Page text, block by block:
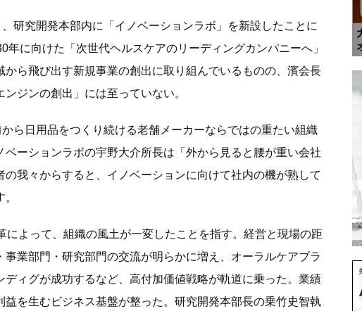
研究開発本部内に「イノベーションラボ」を新設したことに
年に向けた「次世代ヘルスケアのリーディングカンパニーへ」
から飛び出す新規事業の創出に取り組んでいるものの、濱会長
ジンの創出」には至っていない。
ら日用品をつくり続ける老舗メーカーならではの重たい組織
ベーションラボの宇野大介所長は「外から見ると腰が重い会社
の我々からすると、イノベーションに向けて社内の機が熟して
によって、組織の風土が一変したことを指す。経営と現場の距
業部門・研究部門の交流が明らかに増え、オーラルケアブラ
ディグが成功するなど、高付加価値戦略が軌道に乗った。業績
益を生むビジネス基盤が整った。研究開発本部長の乗竹史智執